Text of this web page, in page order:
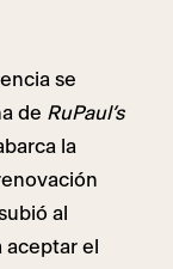
se
de RuPaul’s
la
al
el